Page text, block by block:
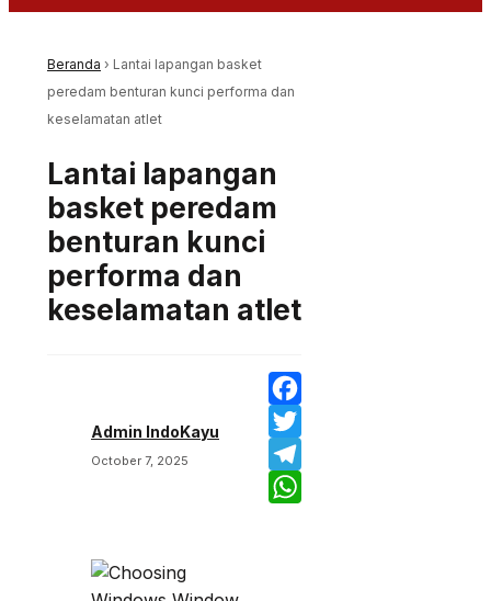
Beranda › Lantai lapangan basket
peredam benturan kunci performa dan
keselamatan atlet
Lantai lapangan
basket peredam
benturan kunci
performa dan
keselamatan atlet
Admin IndoKayu
October 7, 2025
Facebook
Twitter
Telegram